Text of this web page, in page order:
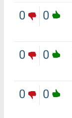
0
0
0
0
0
0